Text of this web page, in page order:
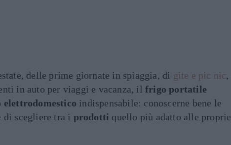
delle prime giornate in spiaggia, di gite e pic nic,
in auto per viaggi e vacanza, ilfrigo portatile
elettrodomestico indispensabile: conoscerne bene le
di scegliere tra i prodotti quello più adatto alle proprie